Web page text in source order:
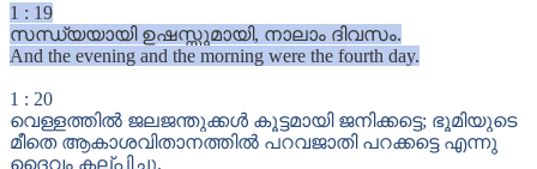
1 : 19
സന്ധ്യയായി ഉഷസ്സുമായി, നാലാം ദിവസം.
And the evening and the morning were the fourth day.
1 : 20
വെള്ളത്തിൽ ജലജന്തുക്കൾ കൂട്ടമായി ജനിക്കട്ടെ; ഭൂമിയുടെ
മീതെ ആകാശവിതാനത്തിൽ പറവജാതി പറക്കട്ടെ എന്നു
ദൈവം കല്പിച്ചു.